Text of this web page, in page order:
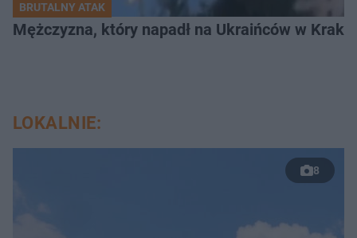
BRUTALNY ATAK
Mężczyzna, który napadł na Ukraińców w
LOKALNIE:
8